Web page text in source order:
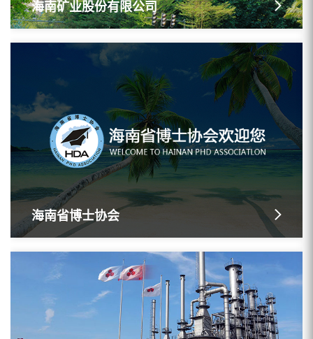
海南矿业股份有限公司
海南省博士协会